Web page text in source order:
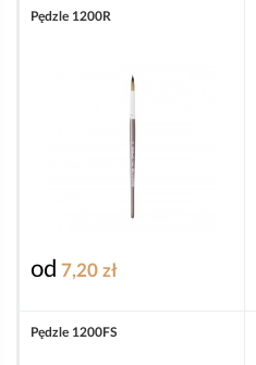
Pędzle 1200R
od 7,20 zł
Pędzle 1200FS